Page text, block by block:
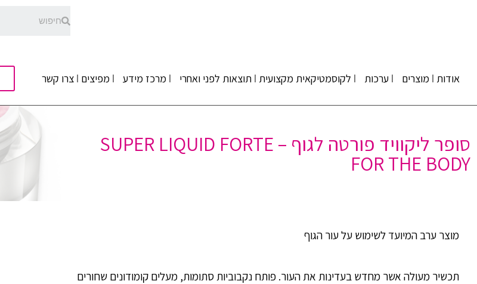
אודות מוצרים ערכות לקוסמטיקאית מקצועית תוצאות לפני ואחרי מרכז מידע מפיצים צרו קשר
סופר ליקוויד פורטה לגוף – SUPER LIQUID FORTE
FOR THE BODY
מוצר ערב המיועד לשימוש על עור הגוף
תכשיר מעולה אשר מחדש בעדינות את העור. פותח נקבוביות סתומות, מעלים קומודונים שחורים